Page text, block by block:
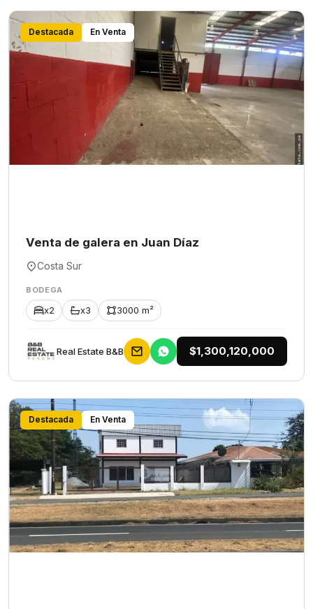
Destacada En Venta
Venta de galera en Juan Díaz
Costa Sur
BODEGA
x2 x3 3000 m²
Rеаl Еstаtе В&В $1,300,120,000
Destacada En Venta